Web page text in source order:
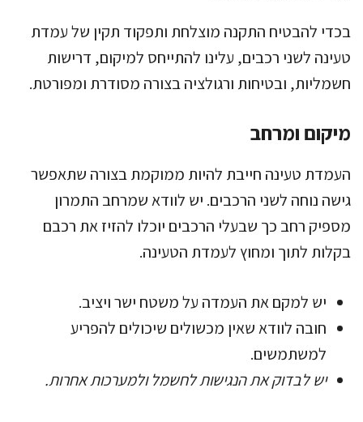
בכדי להבטיח התקנה מוצלחת ותפקוד תקין של עמדת
טעינה לשני רכבים, עלינו להתייחס למיקום, דרישות
חשמליות, ובטיחות ורגולציה בצורה מסודרת ומפורטת.
מיקום ומרחב
העמדת טעינה חייבת להיות ממוקמת בצורה שתאפשר
גישה נוחה לשני הרכבים. יש לוודא שמרחב התמרון
מספיק רחב כך שבעלי הרכבים יוכלו להזיז את רכבם
בקלות לתוך ומחוץ לעמדת הטעינה.
יש למקם את העמדה על משטח ישר ויציב.
חובה לוודא שאין מכשולים שיכולים להפריע
למשתמשים.
יש לבדוק את הנגישות לחשמל ולמערכות אחרות.